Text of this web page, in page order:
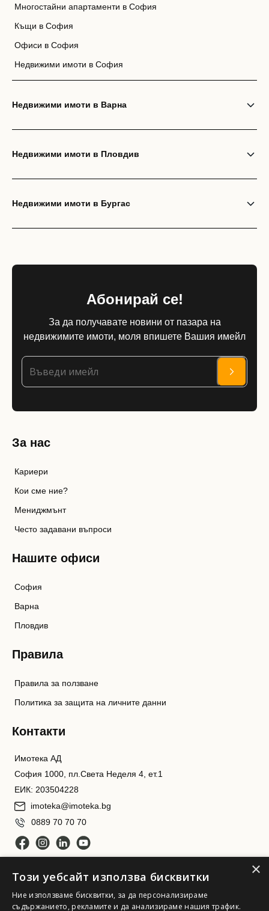
Многостайни апартаменти в София
Къщи в София
Офиси в София
Недвижими имоти в София
Недвижими имоти в Варна
Недвижими имоти в Пловдив
Недвижими имоти в Бургас
Абонирай се!
За да получавате новини от пазара на
недвижимите имоти, моля впишете Вашия имейл
За нас
Кариери
Кои сме ние?
Мениджмънт
Често задавани въпроси
Нашите офиси
София
Варна
Пловдив
Правила
Правила за ползване
Политика за защита на личните данни
Контакти
Имотека АД
София 1000, пл.Света Неделя 4, ет.1
ЕИК: 203504228
imoteka@imoteka.bg
0889 70 70 70
×
Този уебсайт използва бисквитки
Ние използваме бисквитки, за да персонализираме
съдържанието, рекламите и да анализираме нашия трафик.